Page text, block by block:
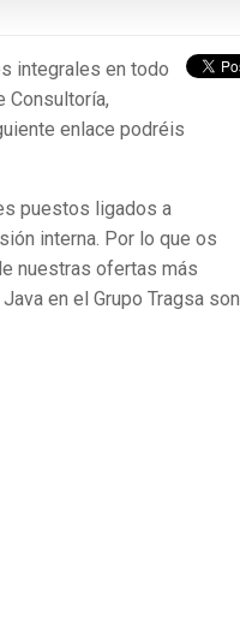
integrales en todo
Consultoría,
enlace podréis
puestos ligados a
interna. Por lo que os
nuestras ofertas más
en el Grupo Tragsa son